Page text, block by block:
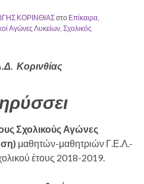
ΚΟΡΙΝΘΙΑΣστο Επίκαιρα,
Αγώνες Λυκείων, Σχολικός
Κορινθίας
Σχολικούς Αγώνες
μαθητών-μαθητριών Γ.Ε.Λ.-
έτους 2018-2019.